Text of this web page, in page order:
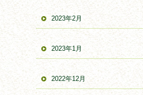
2023年2月
2023年1月
2022年12月